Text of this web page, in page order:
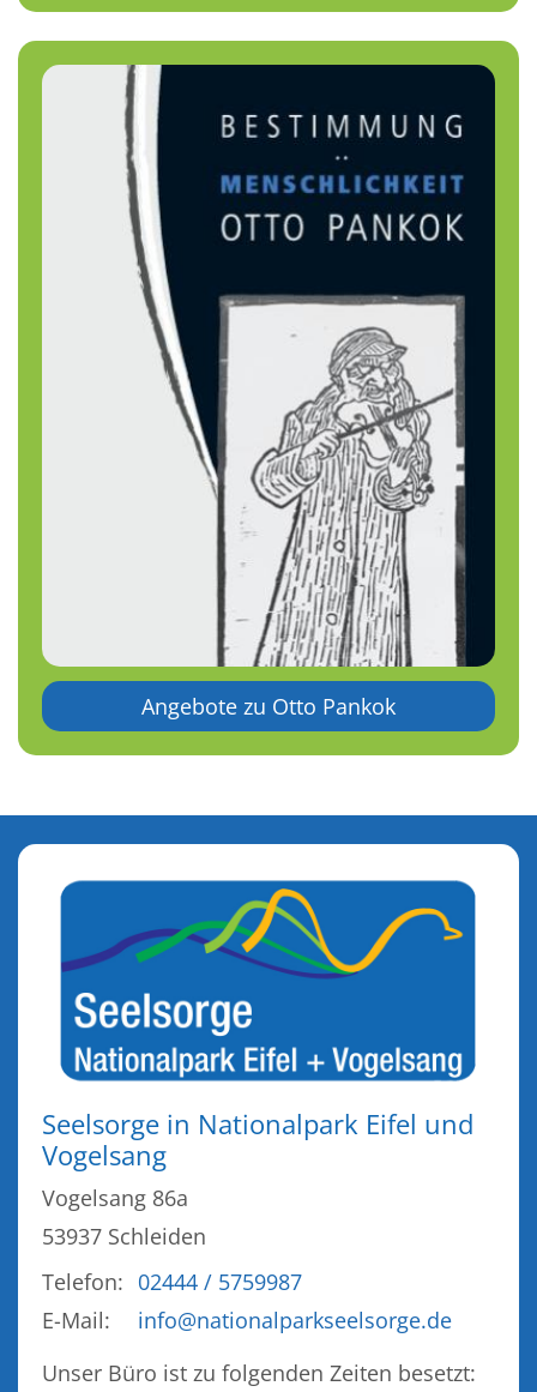
Angebote zu Otto Pankok
Seelsorge in Nationalpark Eifel und
Vogelsang
Vogelsang 86a
53937 Schleiden
Telefon: 02444 / 5759987
E-Mail:
info@nationalparkseelsorge.de
Unser Büro ist zu folgenden Zeiten besetzt: